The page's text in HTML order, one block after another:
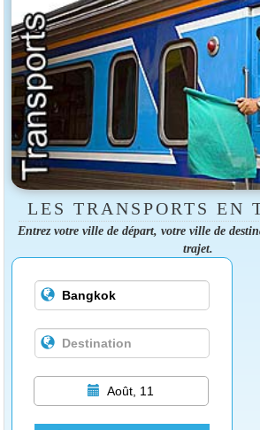
LES TRANSPORTS EN
Entrez votre ville de départ, votre ville de
trajet.
Août, 11